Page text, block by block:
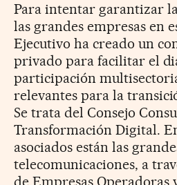
Para intentar garantizar
las grandes empresas en
Ejecutivo ha creado un
privado para facilitar el
participación
relevantes para la
Se trata del Consejo
Transformación Digital.
asociados están las
telecomunicaciones, a